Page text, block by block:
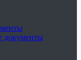
документы